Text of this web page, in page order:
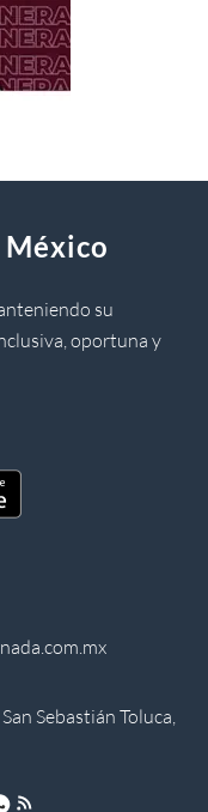
México
su
oportuna y
Sebastián Toluca,